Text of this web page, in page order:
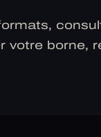
votre borne,